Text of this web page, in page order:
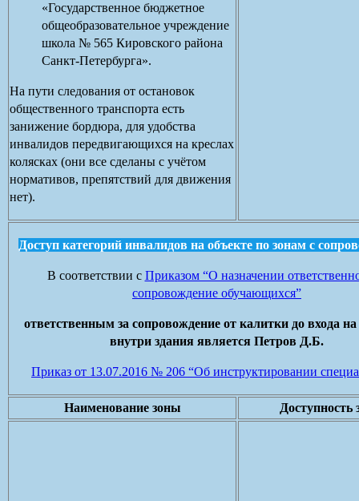
«Государственное бюджетное
общеобразовательное учреждение
школа № 565 Кировского района
Санкт-Петербурга».
На пути следования от остановок
общественного транспорта есть
занижение бордюра, для удобства
инвалидов передвигающихся на креслах
колясках (они все сделаны с учётом
нормативов, препятствий для движения
нет).
Доступ категорий инвалидов на объекте по зонам с
В соответствии с Приказом “О назначении
сопровождение обучающихся”
ответственным за сопровождение от калитки до входа
внутри здания является Петров Д.Б.
Приказ от 13.07.2016 № 206 “Об инструктировании
Наименование зоны Доступность